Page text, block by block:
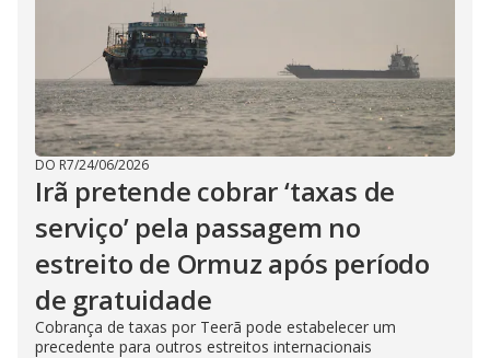
DO R7/24/06/2026
Irã pretende cobrar ‘taxas de
serviço’ pela passagem no
estreito de Ormuz após período
de gratuidade
Cobrança de taxas por Teerã pode estabelecer um
precedente para outros estreitos internacionais